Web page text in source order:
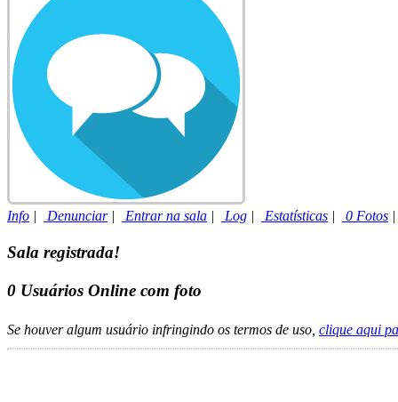
Info | Denunciar| Entrar na sala | Log | Estatísticas | 0 Fotos
Sala registrada!
0 Usuários Online com foto
Se houver algum usuário infringindo os termos de uso, clique aqui